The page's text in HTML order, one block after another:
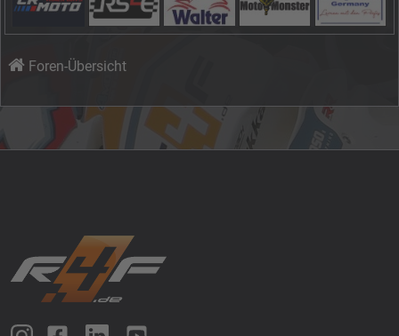
Foren-Übersicht